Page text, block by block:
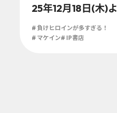
25年12月18日(木)
決定！！
# 負けヒロインが多すぎる！
# マケイン# IP書店